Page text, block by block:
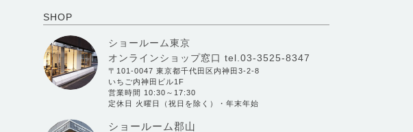
SHOP
ショールーム東京
オンラインショップ窓口 tel.03-3525-8347
〒101-0047 東京都千代田区内神田3-2-8
いちご内神田ビル1F
営業時間 10:30～17:30
定休日 火曜日（祝日を除く）・年末年始
ショールーム郡山